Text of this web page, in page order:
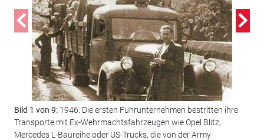
Bild 1 von 9: 1946: Die ersten Fuhrunternehmen bestritten ihre
Transporte mit Ex-Wehrmachtsfahrzeugen wie Opel Blitz,
Mercedes L-Baureihe oder US-Trucks, die von der Army